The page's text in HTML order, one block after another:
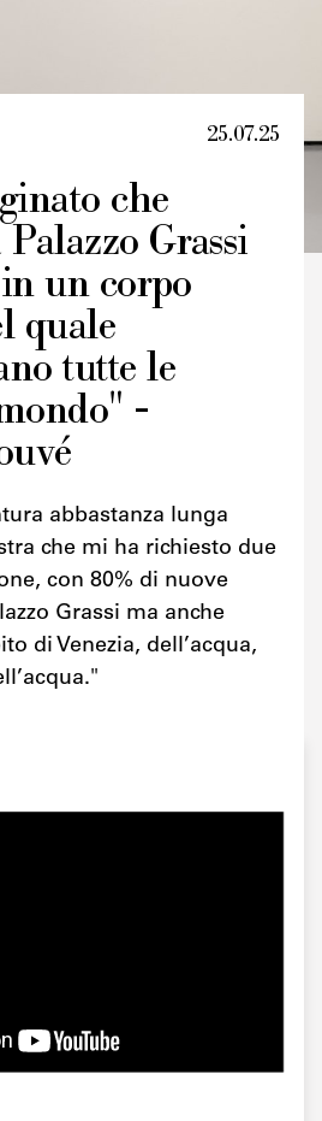
Credits
25.07.25
che
Grassi
un corpo
quale
tutte le
-
abbastanza lunga
che mi ha richiesto due
con 80% di nuove
Grassi ma anche
di Venezia, dell’acqua,